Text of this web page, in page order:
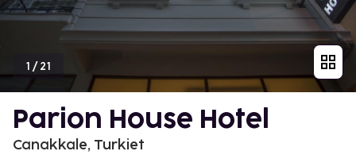
1 /21
Parion House Hotel
Canakkale, Turkiet